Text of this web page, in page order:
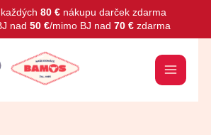
80 € nákupu darček zdarma
nad 50 €/mimo BJ nad 70 € zdarma